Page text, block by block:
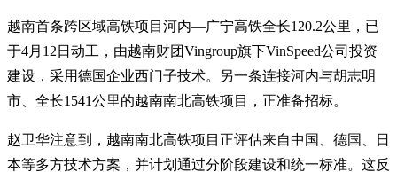
越南首条跨区域高铁项目河内—广宁高铁全长120.2公里，已
于4月12日动工，由越南财团Vingroup旗下VinSpeed公司投资
建设，采用德国企业西门子技术。另一条连接河内与胡志明
市、全长1541公里的越南南北高铁项目，正准备招标。
赵卫华注意到，越南南北高铁项目正评估来自中国、德国、日
本等多方技术方案，并计划通过分阶段建设和统一标准。这反